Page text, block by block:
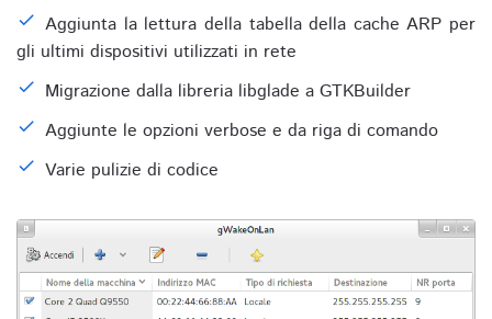
Aggiunta la lettura della tabella della cache ARP per
gli ultimi dispositivi utilizzati in rete
Migrazione dalla libreria libglade a GTKBuilder
Aggiunte le opzioni verbose e da riga di comando
Varie pulizie di codice